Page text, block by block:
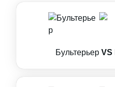
Бультерьер VS